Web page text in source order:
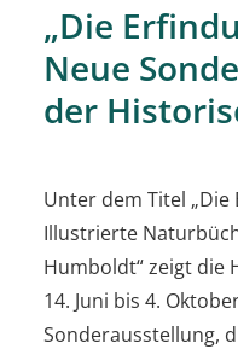
„Die
Neue
der
Unter dem Titel
Illustrierte
Humboldt“ zeigt die
14. Juni bis 4.
Sonderausstellung,